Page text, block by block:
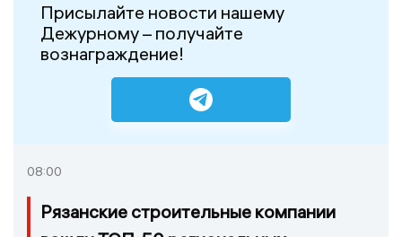
Присылайте новости нашему
Дежурному – получайте
вознаграждение!
08:00
Рязанские строительные компании